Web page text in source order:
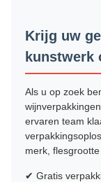
Krijg uw
kunstwerk
Als u op zoek
ervaren team
merk,
✔ Gratis